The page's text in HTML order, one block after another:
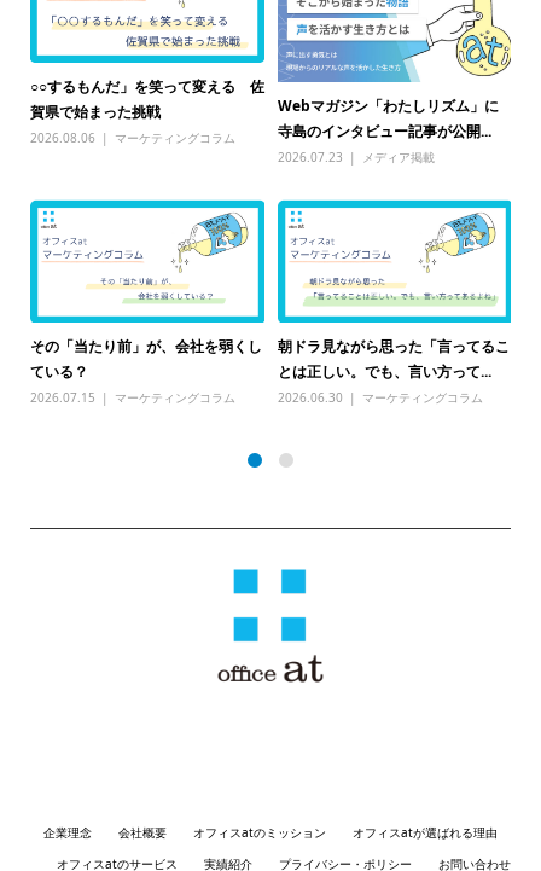
○○するもんだ」を笑って変える 佐
賀県で始まった挑戦
2026.08.06 マーケティングコラム
Webマガジン「わたしリズム」に
寺島のインタビュー記事が公開...
2026.07.23 メディア掲載
その「当たり前」が、会社を弱くし
ている？
2026.07.15 マーケティングコラム
朝ドラ見ながら思った「言ってるこ
とは正しい。でも、言い方って...
2026.06.30 マーケティングコラム
企業理念 会社概要 オフィスatのミッション
オフィスatが選ばれる理由
オフィスatのサービス
実績紹介 プライバシー・ポリシー お問い合わせ